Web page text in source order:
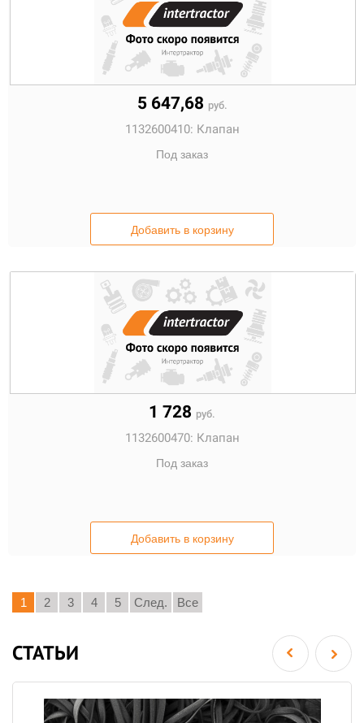
5 647,68 руб.
1132600410: Клапан
Под заказ
Добавить в корзину
1 728 руб.
1132600470: Клапан
Под заказ
Добавить в корзину
1 2 3 4 5 След. Все
СТАТЬИ